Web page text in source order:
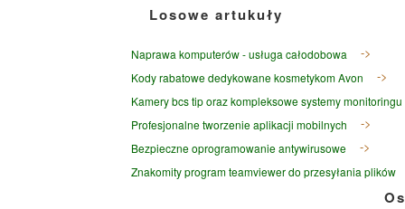
Losowe artukuły
Naprawa komputerów - usługa całodobowa
Kody rabatowe dedykowane kosmetykom Avon
Kamery bcs tip oraz kompleksowe systemy monitoringu
Profesjonalne tworzenie aplikacji mobilnych
Bezpieczne oprogramowanie antywirusowe
Znakomity program teamviewer do przesyłania plików